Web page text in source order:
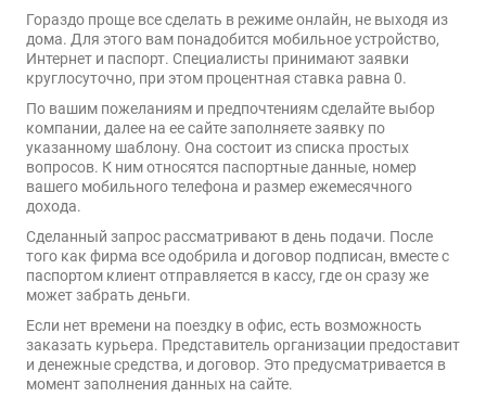
Гораздо проще все сделать в режиме онлайн, не выходя из
дома. Для этого вам понадобится мобильное устройство,
Интернет и паспорт. Специалисты принимают заявки
круглосуточно, при этом процентная ставка равна 0.
По вашим пожеланиям и предпочтениям сделайте выбор
компании, далее на ее сайте заполняете заявку по
указанному шаблону. Она состоит из списка простых
вопросов. К ним относятся паспортные данные, номер
вашего мобильного телефона и размер ежемесячного
дохода.
Сделанный запрос рассматривают в день подачи. После
того как фирма все одобрила и договор подписан, вместе с
паспортом клиент отправляется в кассу, где он сразу же
может забрать деньги.
Если нет времени на поездку в офис, есть возможность
заказать курьера. Представитель организации предоставит
и денежные средства, и договор. Это предусматривается в
момент заполнения данных на сайте.